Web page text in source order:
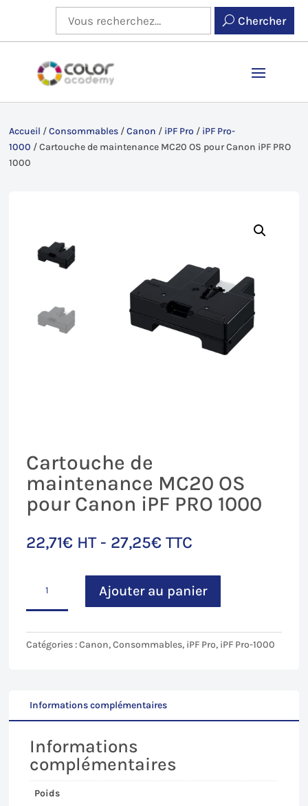
Chercher
Accueil /Consommables /Canon / iPF Pro / iPF Pro-
1000 /Cartouche de maintenance MC20 OS pour Canon iPF PRO
1000
Cartouche de
maintenance MC20 OS
pour Canon iPF PRO 1000
22,71€ HT - 27,25€ TTC
Cartouche
maintenance
Canon
iPF
1000
Ajouter au panier
Catégories : Canon,Consommables, iPF Pro, iPF Pro-1000
Informations complémentaires
Informations
complémentaires
Poids